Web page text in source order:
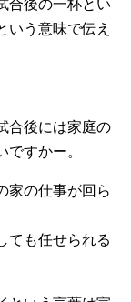
合後の一杯とい
いう意味で伝え
合後には家庭の
すかー。
家の仕事が回ら
ても任せられる